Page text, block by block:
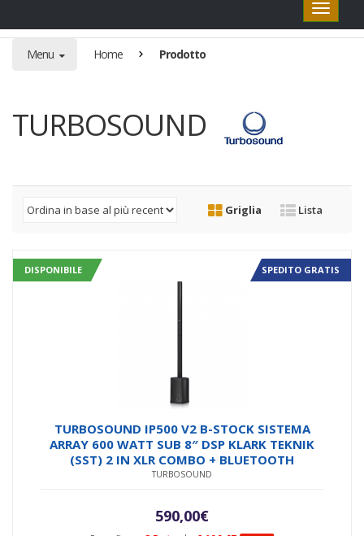
Pulsanti
di
Menu Home Prodotto
TURBOSOUND
Griglia Lista
DISPONIBILE SPEDITO GRATIS
TURBOSOUND IP500 V2 B-STOCK SISTEMA
ARRAY 600 WATT SUB 8″ DSP KLARK TEKNIK
(SST) 2 IN XLR COMBO + BLUETOOTH
TURBOSOUND
590,00€